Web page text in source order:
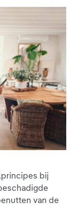
bij
van de